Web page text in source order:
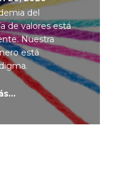
del
de valores está
Nuestra
está